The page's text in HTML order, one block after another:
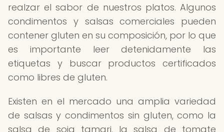
realzar el sabor de nuestros platos. Algunos
condimentos y salsas comerciales pueden
contener gluten en su composición, por lo que
es importante leer detenidamente las
etiquetas y buscar productos certificados
como libres de gluten.
Existen en el mercado una amplia variedad
de salsas y condimentos sin gluten, como la
salsa de soja tamari, la salsa de tomate